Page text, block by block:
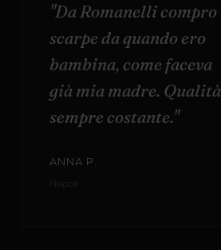
"Da Romanelli compro
scarpe da quando ero
bambina, come faceva
già mia madre. Qualità
sempre costante."
ANNA P.
Napoli